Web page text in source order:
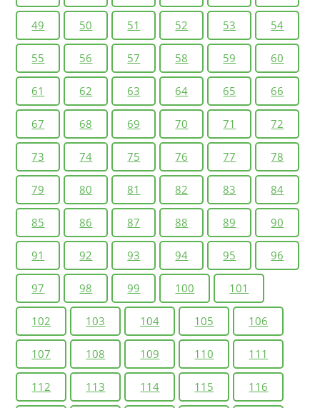
49 50 51 52 53 54
55 56 57 58 59 60
61 62 63 64 65 66
67 68 69 70 71 72
73 74 75 76 77 78
79 80 81 82 83 84
85 86 87 88 89 90
91 92 93 94 95 96
97 98 99 100 101
102 103 104 105 106
107 108 109 110 111
112 113 114 115 116